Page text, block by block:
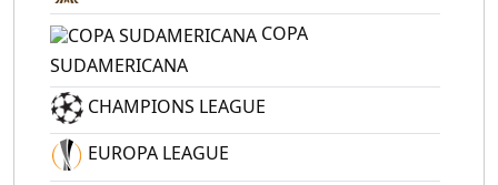
COPA
SUDAMERICANA
CHAMPIONS LEAGUE
EUROPA LEAGUE